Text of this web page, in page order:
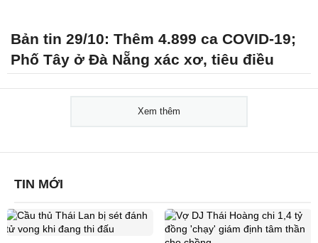
Bản tin 29/10: Thêm 4.899 ca COVID-19;
Phố Tây ở Đà Nẵng xác xơ, tiêu điều
Xem thêm
TIN MỚI